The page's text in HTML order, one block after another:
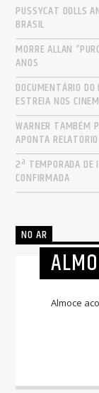
PUSSYCAT DOLLS
BRASIL
MORRE ALLAN
ANOS
DOCUMENTÁRIO
ESTREIA NOS
WARNER TAMBÉM
APONTA RELATÓRIO
2ª TEMPORADA DE
CONFIRMADA
NO AR
Almoce